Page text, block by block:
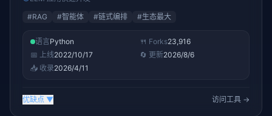
#RAG #智能体 #链式编排 #生态最大
语言Python 🍴 Forks23,916
📅 上线2022/10/17 🔄 更新2026/8/6
📥 收录2026/4/11
优缺点 ▼ 访问工具 →